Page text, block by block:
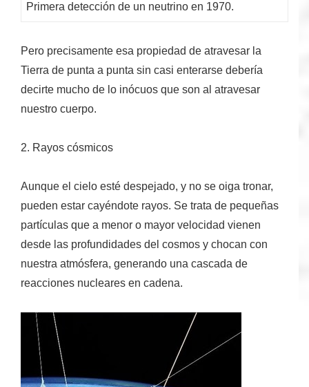
Primera detección de un neutrino en 1970.
Pero precisamente esa propiedad de atravesar la
Tierra de punta a punta sin casi enterarse debería
decirte mucho de lo inócuos que son al atravesar
nuestro cuerpo.
2. Rayos cósmicos
Aunque el cielo esté despejado, y no se oiga tronar,
pueden estar cayéndote rayos. Se trata de pequeñas
partículas que a menor o mayor velocidad vienen
desde las profundidades del cosmos y chocan con
nuestra atmósfera, generando una cascada de
reacciones nucleares en cadena.